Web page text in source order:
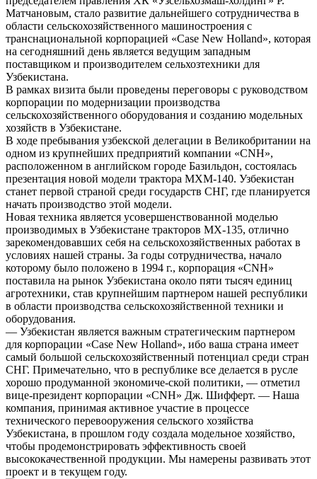
Матчановым, стало развитие дальнейшего сотрудничества в
области сельскохозяйственного машиностроения с
транснациональной корпорацией «Саse New Holland», которая
на сегодняшний день является ведущим западным
поставщиком и производителем сельхозтехники для
Узбекистана.
В рамках визита были проведены переговоры с руководством
корпорации по модернизации производства
сельскохозяйственного оборудования и созданию модельных
хозяйств в Узбекистане.
В ходе пребывания узбекской делегации в Великобритании на
одном из крупнейших предприятий компании «СNН»,
расположенном в английском городе Базильдон, состоялась
презентация новой модели трактора МХМ-140. Узбекистан
станет первой страной среди государств СНГ, где планируется
начать производство этой модели.
Новая техника является усовершенствованной моделью
производимых в Узбекистане тракторов МХ-135, отлично
зарекомендовавших себя на сельскохозяйственных работах в
условиях нашей страны. За годы сотрудничества, начало
которому было положено в 1994 г., корпорация «СNH»
поставила на рынок Узбекистана около пяти тысяч единиц
агротехники, став крупнейшим партнером нашей республики
в области производства сельскохозяйственной техники и
оборудования.
— Узбекистан является важным стратегическим партнером
для корпорации «Саse New Holland», ибо ваша страна имеет
самый большой сельскохозяйственный потенциал среди стран
СНГ. Примечательно, что в республике все делается в русле
хорошо продуманной экономиче-ской политики, — отметил
вице-президент корпорации «СNH» Дж. Шифферт. — Наша
компания, принимая активное участие в процессе
технического перевооружения сельского хозяйства
Узбекистана, в прошлом году создала модельное хозяйство,
чтобы продемонстрировать эффективность своей
высококачественной продукции. Мы намерены развивать этот
проект и в текущем году.